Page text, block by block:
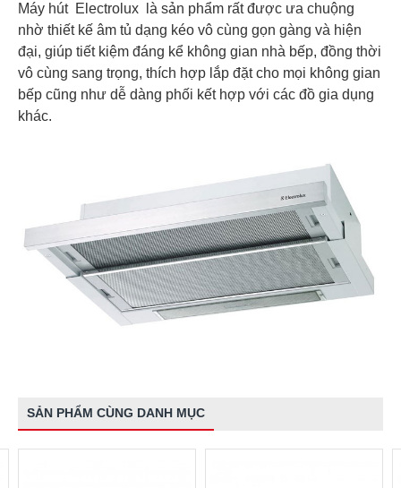
Máy hút Electrolux là sản phẩm rất được ưa chuộng
nhờ thiết kế âm tủ dạng kéo vô cùng gọn gàng và hiện
đại, giúp tiết kiệm đáng kể không gian nhà bếp, đồng thời
vô cùng sang trọng, thích hợp lắp đặt cho mọi không gian
bếp cũng như dễ dàng phối kết hợp với các đồ gia dụng
khác.
SẢN PHẨM CÙNG DANH MỤC